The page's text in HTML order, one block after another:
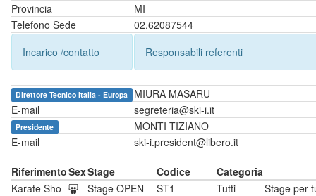
Provincia
MI
Telefono Sede
02.62087544
Incarico /contatto
Responsabili referenti
Direttore Tecnico Italia - Europa
MIURA MASARU
E-mail
segreteria@ski-i.it
Presidente
MONTI TIZIANO
E-mail
ski-i.president@libero.it
RiferimentoSexStage Codice
Categoria
Karate Sho
Stage OPEN ST1 Tutti
Stage per